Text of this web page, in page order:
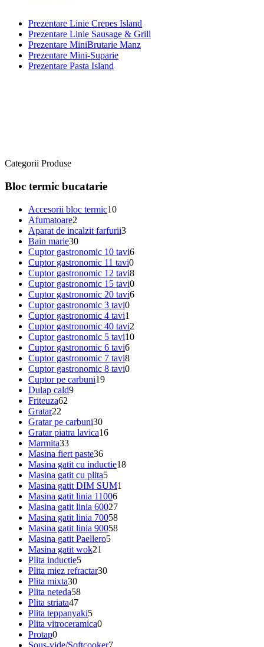
Prezentare Linie Crepes Island
Prezentare Linie Sausage & Grill
Prezentare MiniBrutarie Manz
Prezentare Mini-Suparie
Prezentare Pasta Island
Categorii Produse
Bloc termic bucatarie
Accesorii bloc termic10
Afumatoare2
Aparat de incalzit farfurii3
Bain marie30
Cuptor gastronomic 10 tavi6
Cuptor gastronomic 11 tavi0
Cuptor gastronomic 12 tavi8
Cuptor gastronomic 15 tavi0
Cuptor gastronomic 20 tavi6
Cuptor gastronomic 3 tavi0
Cuptor gastronomic 4 tavi1
Cuptor gastronomic 40 tavi2
Cuptor gastronomic 5 tavi10
Cuptor gastronomic 6 tavi6
Cuptor gastronomic 7 tavi8
Cuptor gastronomic 8 tavi0
Cuptor pe carbuni19
Dulap cald9
Friteuza62
Gratar22
Gratar pe carbuni30
Gratar piatra lavica16
Marmita33
Masina fiert paste36
Masina gatit cu inductie18
Masina gatit cu plita5
Masina gatit DIM SUM1
Masina gatit linia 11006
Masina gatit linia 60027
Masina gatit linia 70058
Masina gatit linia 90058
Masina gatit Paellero5
Masina gatit wok21
Plita inductie5
Plita miez refractar30
Plita mixta30
Plita neteda58
Plita striata47
Plita teppanyaki5
Plita vitroceramica0
Protap0
Sous-vide/Softcooker7